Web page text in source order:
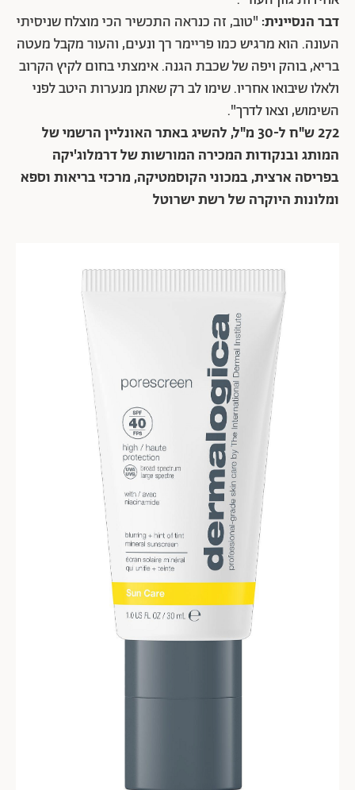
דבר הנסיינית: "טוב, זה כנראה התכשיר הכי מוצלח שניסיתי
העונה. הוא מרגיש כמו פריימר רך ונעים, והעור מקבל מעטה
בריא, בוהק ויפה של שכבת הגנה. אימצתי בחום לקיץ הקרוב
ולאלו שיבואו אחריו. שימו לב רק שאתן מנערות היטב לפני
השימוש, וצאו לדרך".
272 ש"ח ל-30 מ"ל, להשיג באתר האונליין הרשמי של
המותג ובנקודות המכירה המורשות של דרמלוג'יקה
בפריסה ארצית, במכוני הקוסמטיקה, מרכזי בריאות וספא
ומלונות היוקרה של רשת ישרוטל